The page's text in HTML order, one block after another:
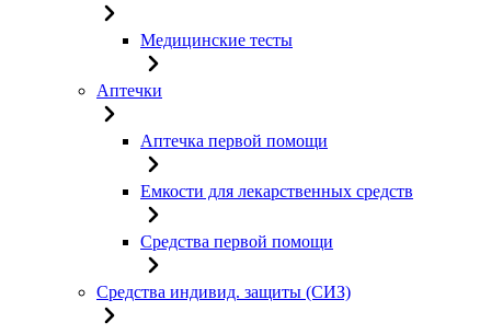
Медицинские тесты
Аптечки
Аптечка первой помощи
Емкости для лекарственных средств
Средства первой помощи
Средства индивид. защиты (СИЗ)